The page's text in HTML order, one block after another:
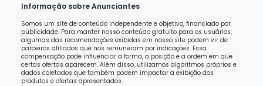
Informação sobre Anunciantes
Somos um site de conteúdo independente e objetivo, financiado por
publicidade. Para manter nosso conteúdo gratuito para os usuários,
algumas das recomendações exibidas em nosso site podem vir de
parceiros afiliados que nos remuneram por indicações. Essa
compensação pode influenciar a forma, a posição e a ordem em que
certas ofertas aparecem. Além disso, utilizamos algoritmos próprios e
dados coletados que também podem impactar a exibição dos
produtos e ofertas apresentados.